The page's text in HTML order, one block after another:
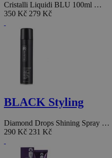
Cristalli Liquidi BLU 100ml …
350 Kč 279 Kč
BLACK Styling
Diamond Drops Shining Spray …
290 Kč 231 Kč